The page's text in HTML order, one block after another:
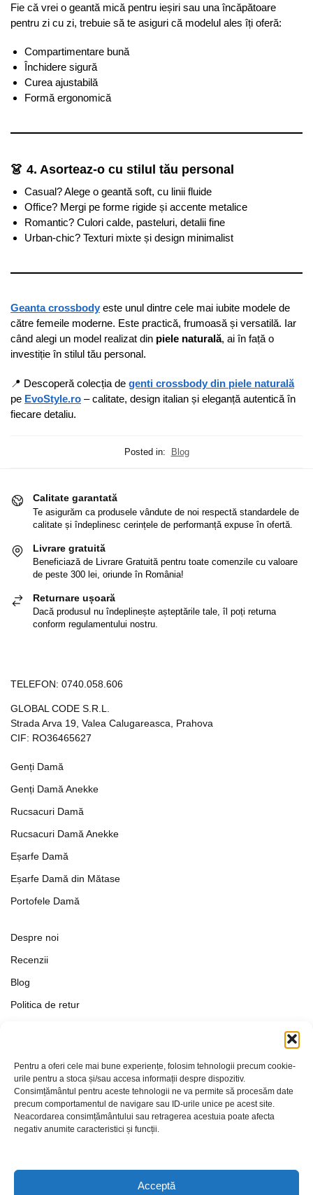
Pentru a oferi cele mai bune experiențe, folosim tehnologii precum cookie-
urile pentru a stoca și/sau accesa informații despre dispozitiv.
Consimțământul pentru aceste tehnologii ne va permite să procesăm date
precum comportamentul de navigare sau ID-urile unice pe acest site.
Neacordarea consimțământului sau retragerea acestuia poate afecta
negativ anumite caracteristici și funcții.
Acceptă
Fie că vrei o geantă mică pentru ieșiri sau una încăpătoare
pentru zi cu zi, trebuie să te asiguri că modelul ales îți oferă:
Compartimentare bună
Închidere sigură
Curea ajustabilă
Formă ergonomică
👗 4. Asorteaz-o cu stilul tău personal
Casual? Alege o geantă soft, cu linii fluide
Office? Mergi pe forme rigide și accente metalice
Romantic? Culori calde, pasteluri, detalii fine
Urban-chic? Texturi mixte și design minimalist
Geanta crossbody este unul dintre cele mai iubite modele de
către femeile moderne. Este practică, frumoasă și versatilă. Iar
când alegi un model realizat din piele naturală, ai în față o
investiție în stilul tău personal.
📍 Descoperă colecția de genti crossbody din piele naturală
pe EvoStyle.ro – calitate, design italian și eleganță autentică în
fiecare detaliu.
Posted in: Blog
Calitate garantată
Te asigurăm ca produsele vândute de noi respectă standardele de
calitate și îndeplinesc cerințele de performanță expuse în ofertă.
Livrare gratuită
Beneficiază de Livrare Gratuită pentru toate comenzile cu valoare
de peste 300 lei, oriunde în România!
Returnare ușoară
Dacă produsul nu îndeplinește așteptările tale, îl poți returna
conform regulamentului nostru.
TELEFON: 0740.058.606
GLOBAL CODE S.R.L.
Strada Arva 19, Valea Calugareasca, Prahova
CIF: RO36465627
Genți Damă
Genți Damă Anekke
Rucsacuri Damă
Rucsacuri Damă Anekke
Eșarfe Damă
Eșarfe Damă din Mătase
Portofele Damă
Despre noi
Recenzii
Blog
Politica de retur
Politica de Confidențialitate
Politica de cookies
Setări Cookie-uri
Contact